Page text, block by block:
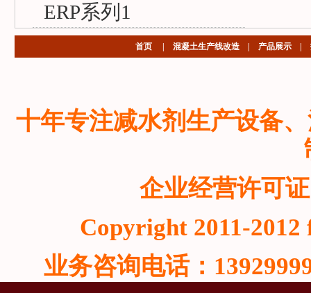
ERP系列1
首页 混凝土生产线改造 产品展示
十年专注减水剂生产设备
企业经营许可
Copyright 2011-
业务咨询电话：